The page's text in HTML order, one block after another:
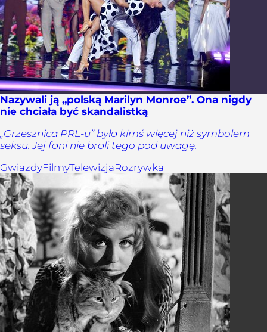
Nazywali ją „polską Marilyn Monroe”. Ona nigdy
nie chciała być skandalistką
„Grzesznica PRL-u” była kimś więcej niż symbolem
seksu. Jej fani nie brali tego pod uwagę.
GwiazdyFilmyTelewizjaRozrywka